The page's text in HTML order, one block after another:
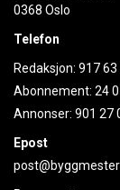
0368 Oslo
Telefon
Redaksjon: 917 63
Abonnement: 24
Annonser: 901 27
Epost